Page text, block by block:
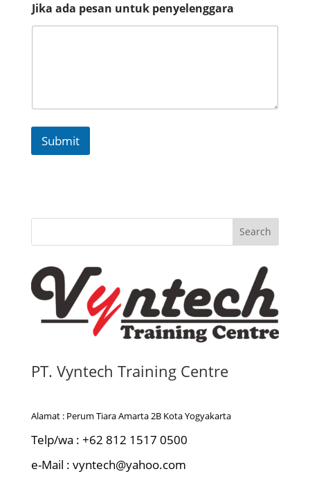
Jika ada pesan untuk penyelenggara
Submit
Search
PT. Vyntech Training Centre
Alamat : Perum Tiara Amarta 2B Kota Yogyakarta
Telp/wa : +62 812 1517 0500
e-Mail : vyntech@yahoo.com